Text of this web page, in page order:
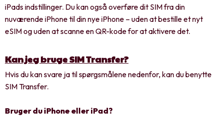
iPads indstillinger. Du kan også overføre dit SIM fra din
nuværende iPhone til din nye iPhone – uden at bestille et nyt
eSIM og uden at scanne en QR-kode for at aktivere det.
Kan jeg bruge SIM Transfer?
Hvis du kan svare ja til spørgsmålene nedenfor, kan du benytte
SIM Transfer.
Bruger du iPhone eller iPad?